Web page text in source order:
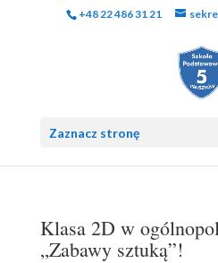
+48 22 486 31 21
Zaznacz stronę
Klasa 2D w
„Zabawy sztuką”!